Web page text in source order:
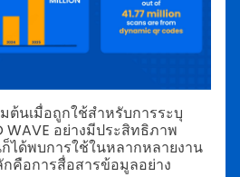
มต้นเมื่อถูกใช้สำหรับการระบุ
อย่างมีประสิทธิภาพ
ได้พบการใช้ในหลากหลายงาน
คือการสื่อสารข้อมูลอย่าง